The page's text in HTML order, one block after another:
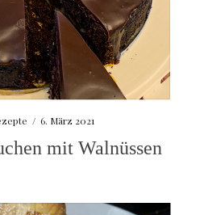
/ 6. März 2021
mit Walnüssen